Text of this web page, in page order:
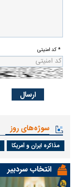
* کد امنیتی
سوژه‌های روز
مذاکره ایران و آمریکا
انتخاب سردبیر